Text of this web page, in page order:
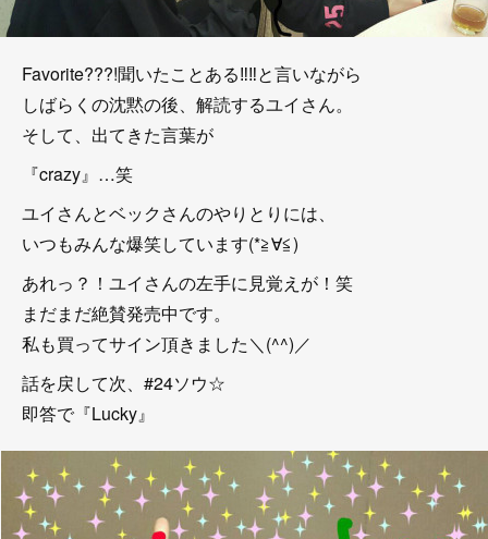
Favorite???!聞いたことある‼‼と言いながら
しばらくの沈黙の後、解読するユイさん。
そして、出てきた言葉が
『crazy』…笑
ユイさんとベックさんのやりとりには、
いつもみんな爆笑しています(*≧∀≦)
あれっ？！ユイさんの左手に見覚えが！笑
まだまだ絶賛発売中です。
私も買ってサイン頂きました＼(^^)／
話を戻して次、#24ソウ☆
即答で『Lucky』